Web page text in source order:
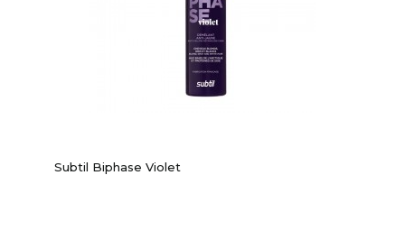
Subtil Biphase Violet